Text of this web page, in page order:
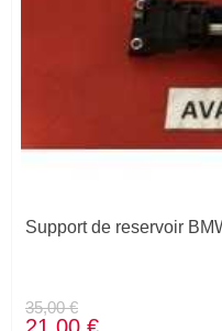
Support de reservoir
35,00 €